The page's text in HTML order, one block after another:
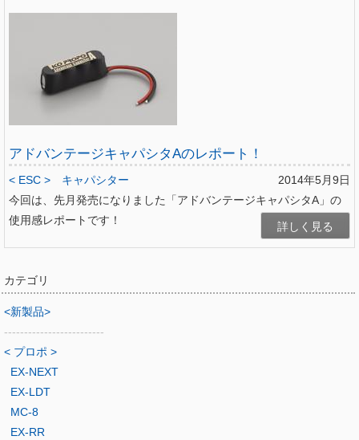
アドバンテージキャパシタAのレポート！
2014年5月9日
< ESC >
キャパシター
今回は、先月発売になりました「アドバンテージキャパシタA」の
使用感レポートです！
詳しく見る
カテゴリ
<新製品>
-------------------------
< プロポ >
EX-NEXT
EX-LDT
MC-8
EX-RR